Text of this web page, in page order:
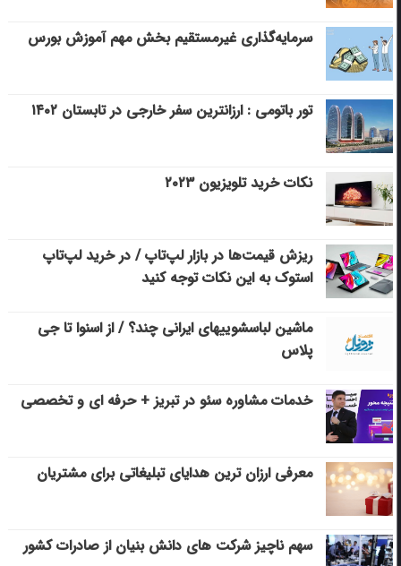
سرمایه‌گذاری غیرمستقیم بخش مهم آموزش بورس
تور باتومی : ارزانترین سفر خارجی در تابستان ۱۴۰۲
نکات خرید تلویزیون ۲۰۲۳
ریزش قیمت‌ها در بازار لپ‌تاپ / در خرید لپ‌تاپ
استوک به این نکات توجه کنید
ماشین لباسشویی‎های ایرانی چند؟ / از اسنوا تا جی
پلاس
خدمات مشاوره سئو در تبریز + حرفه ای و تخصصی
معرفی ارزان ترین هدایای تبلیغاتی برای مشتریان
سهم ناچیز شرکت های دانش بنیان از صادرات کشور